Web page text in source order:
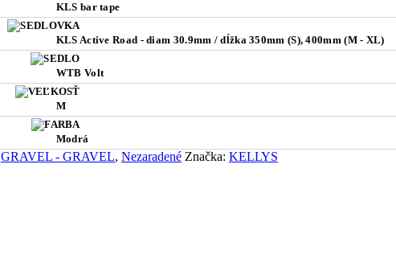
KLS bar tape
KLS Active Road - diam 30.9mm / dĺžka 350mm (S), 400mm (M - XL)
WTB Volt
M
Modrá
GRAVEL - GRAVEL, Nezaradené Značka: KELLYS